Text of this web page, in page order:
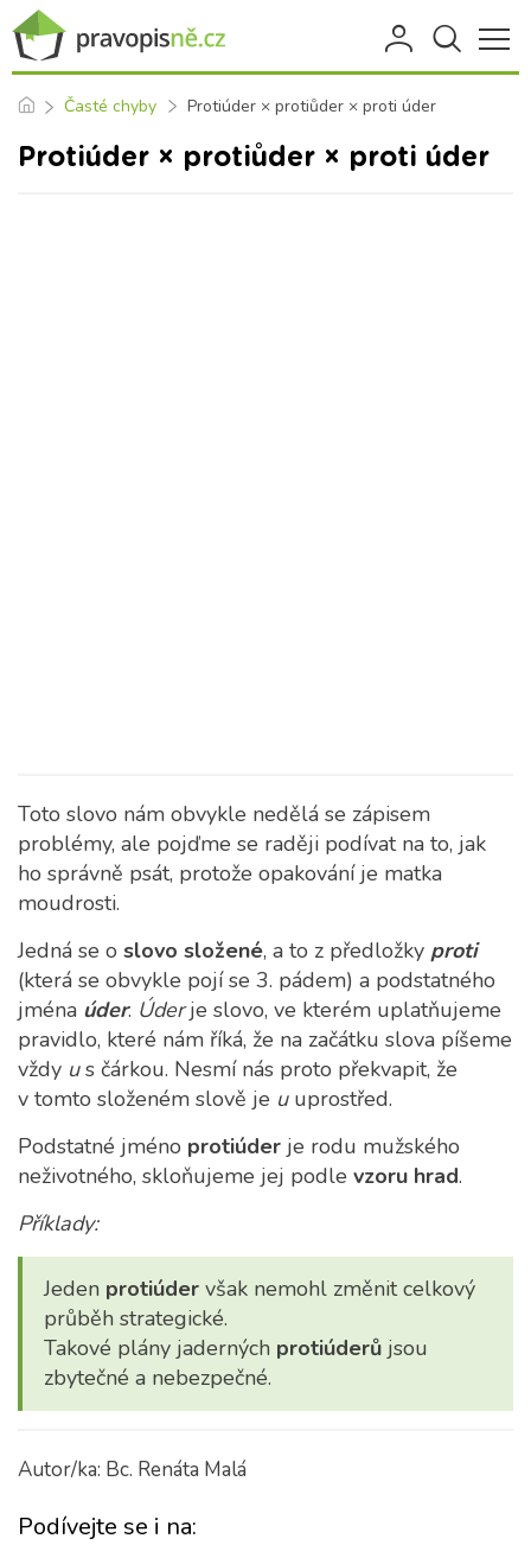
Časté chyby Protiúder × protiůder × proti úder
Protiúder × protiůder × proti úder
Toto slovo nám obvykle nedělá se zápisem
problémy, ale pojďme se raději podívat na to, jak
ho správně psát, protože opakování je matka
moudrosti.
Jedná se o slovo složené, a to z předložky proti
(která se obvykle pojí se 3. pádem) a podstatného
jména úder. Úderje slovo, ve kterém uplatňujeme
pravidlo, které nám říká, že na začátku slova píšeme
vždy us čárkou. Nesmí nás proto překvapit, že
v tomto složeném slově je uuprostřed.
Podstatné jméno protiúder je rodu mužského
neživotného, skloňujeme jej podle vzoru hrad.
Příklady:
Jeden protiúder však nemohl změnit celkový
průběh strategické.
Takové plány jaderných protiúderů jsou
zbytečné a nebezpečné.
Autor/ka: Bc. Renáta Malá
Podívejte se i na: